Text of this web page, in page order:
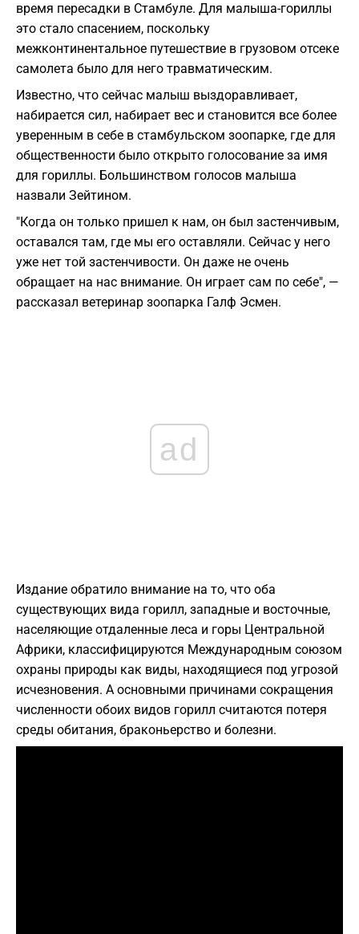
время пересадки в Стамбуле. Для малыша-гориллы
это стало спасением, поскольку
межконтинентальное путешествие в грузовом отсеке
самолета было для него травматическим.
Известно, что сейчас малыш выздоравливает,
набирается сил, набирает вес и становится все более
уверенным в себе в стамбульском зоопарке, где для
общественности было открыто голосование за имя
для гориллы. Большинством голосов малыша
назвали Зейтином.
"Когда он только пришел к нам, он был застенчивым,
оставался там, где мы его оставляли. Сейчас у него
уже нет той застенчивости. Он даже не очень
обращает на нас внимание. Он играет сам по себе", —
рассказал ветеринар зоопарка Галф Эсмен.
ad
Издание обратило внимание на то, что оба
существующих вида горилл, западные и восточные,
населяющие отдаленные леса и горы Центральной
Африки, классифицируются Международным союзом
охраны природы как виды, находящиеся под угрозой
исчезновения. А основными причинами сокращения
численности обоих видов горилл считаются потеря
среды обитания, браконьерство и болезни.